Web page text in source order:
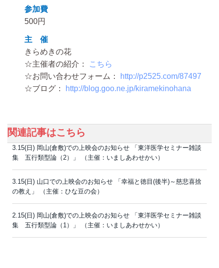
参加費
500円
主 催
きらめきの花
☆主催者の紹介：
こちら
☆お問い合わせフォーム：
http://p2525.com/87497
☆ブログ：
http://blog.goo.ne.jp/kiramekinohana
関連記事はこちら
3.15(日) 岡山(倉敷)での上映会のお知らせ 「東洋医学セミナー雑談
集 五行類型論（2）」 （主催：いましあわせかい）
3.15(日) 山口での上映会のお知らせ 「幸福と徳目(後半)～慈悲喜捨
の教え」 （主催：ひな豆の会）
2.15(日) 岡山(倉敷)での上映会のお知らせ 「東洋医学セミナー雑談
集 五行類型論（1）」 （主催：いましあわせかい）